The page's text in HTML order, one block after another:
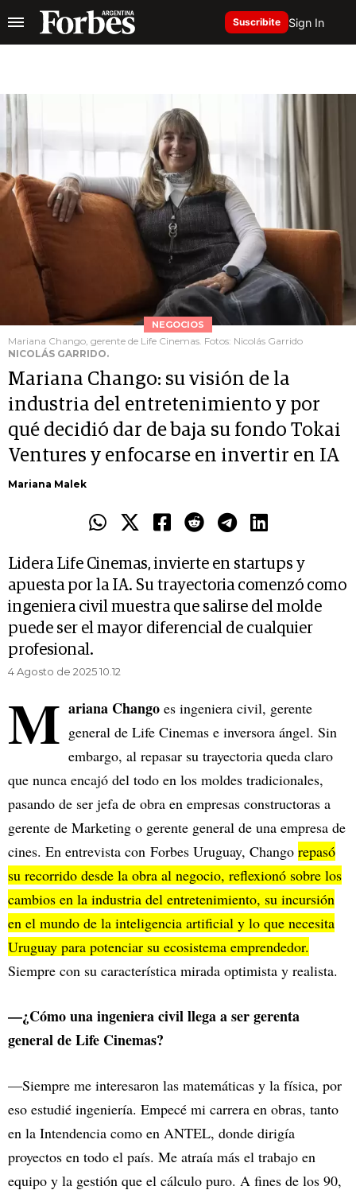
Suscribite Sign In
NEGOCIOS
Mariana Chango, gerente de Life Cinemas. Fotos: Nicolás Garrido
NICOLÁS GARRIDO.
Mariana Chango: su visión de la
industria del entretenimiento y por
qué decidió dar de baja su fondo Tokai
Ventures y enfocarse en invertir en IA
Mariana Malek
Lidera Life Cinemas, invierte en startups y
apuesta por la IA. Su trayectoria comenzó como
ingeniera civil muestra que salirse del molde
puede ser el mayor diferencial de cualquier
profesional.
4 Agosto de 2025 10.12
M ariana Chango es ingeniera civil, gerente
general de Life Cinemas e inversora ángel. Sin
embargo, al repasar su trayectoria queda claro
que nunca encajó del todo en los moldes tradicionales,
pasando de ser jefa de obra en empresas constructoras a
gerente de Marketing o gerente general de una empresa de
cines. En entrevista con Forbes Uruguay, Chango repasó
su recorrido desde la obra al negocio, reflexionó sobre los
cambios en la industria del entretenimiento, su incursión
en el mundo de la inteligencia artificial y lo que necesita
Uruguay para potenciar su ecosistema emprendedor.
Siempre con su característica mirada optimista y realista.
—¿Cómo una ingeniera civil llega a ser gerenta
general de Life Cinemas?
—Siempre me interesaron las matemáticas y la física, por
eso estudié ingeniería. Empecé mi carrera en obras, tanto
en la Intendencia como en ANTEL, donde dirigía
proyectos en todo el país. Me atraía más el trabajo en
equipo y la gestión que el cálculo puro. A fines de los 90,